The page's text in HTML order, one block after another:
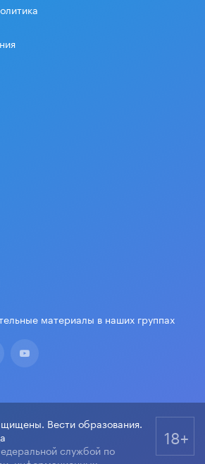
материалы в наших группах
Вести образования.
службой по
18+